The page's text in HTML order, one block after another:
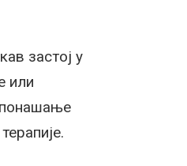
застој у
или
понашање